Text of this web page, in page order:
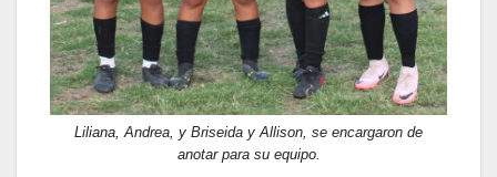
Liliana, Andrea, y Briseida y Allison, se encargaron de
anotar para su equipo.